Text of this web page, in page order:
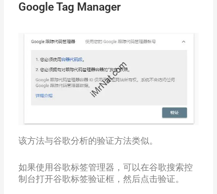
Google Tag Manager
该方法与谷歌分析的验证方法类似。
如果使用谷歌标签管理器，可以在谷歌搜索控
制台打开谷歌标签验证框，然后点击验证。